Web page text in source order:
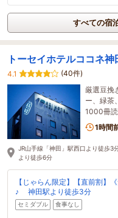
すべての宿
トーセイホテルココネ神
4.1
(40件)
厳選豆挽
ー、緑茶
1000冊
1時間
JR山手線「神田」駅西口より徒歩3
より徒歩6分
【じゃらん限定】【直前割
♪ 神田駅より徒歩3分
セミダブル 食事なし